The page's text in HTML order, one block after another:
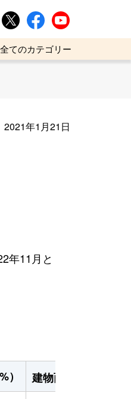
2021年1月21日
年11月と
） 建物面積（m